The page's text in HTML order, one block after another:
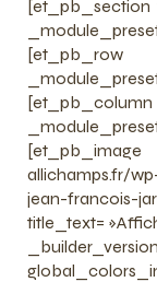
[et_pb_section
[et_pb_column
allichamps.fr/
jean-
title_text=